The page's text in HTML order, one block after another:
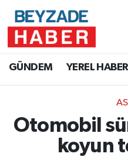
GÜNDEM YEREL
Otomobil
koyun
Hava Durumu
Süper Lig Puan
Tüm Manşetler